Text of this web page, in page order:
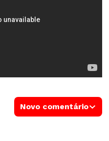
Novo comentário